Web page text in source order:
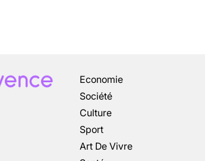
Economie
Société
Culture
Sport
Art De Vivre